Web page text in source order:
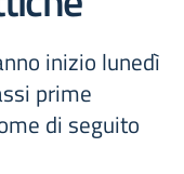
inizio lunedì
prime
di seguito